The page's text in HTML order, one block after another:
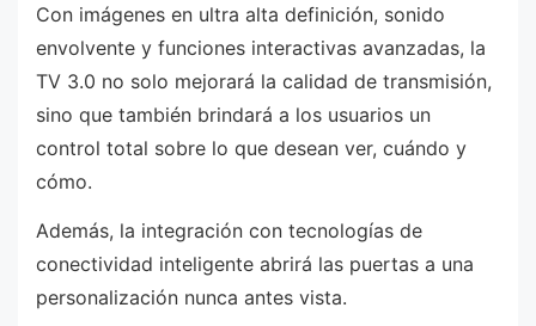
Con imágenes en ultra alta definición, sonido
envolvente y funciones interactivas avanzadas, la
TV 3.0 no solo mejorará la calidad de transmisión,
sino que también brindará a los usuarios un
control total sobre lo que desean ver, cuándo y
cómo.
Además, la integración con tecnologías de
conectividad inteligente abrirá las puertas a una
personalización nunca antes vista.